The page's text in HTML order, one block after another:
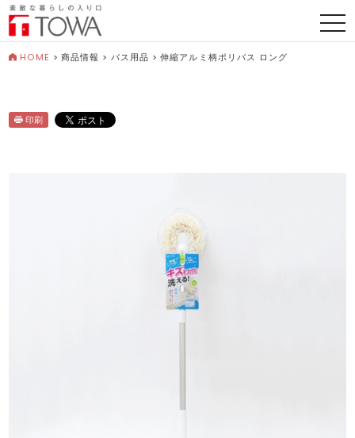
HOME > 商品情報 > バス用品 > 伸縮アルミ柄ポリバス ロング
印刷